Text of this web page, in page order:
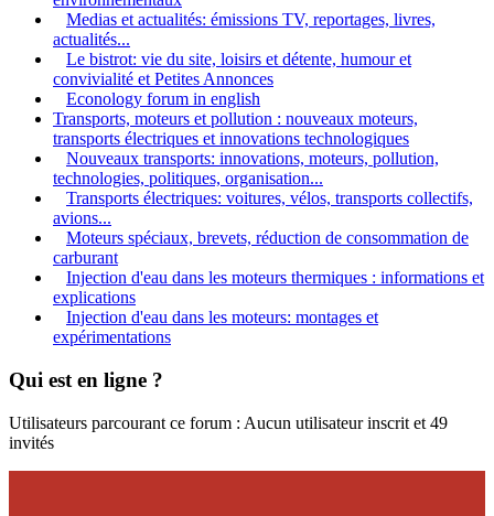
Medias et actualités: émissions TV, reportages, livres,
actualités...
Le bistrot: vie du site, loisirs et détente, humour et
convivialité et Petites Annonces
Econology forum in english
Transports, moteurs et pollution : nouveaux moteurs,
transports électriques et innovations technologiques
Nouveaux transports: innovations, moteurs, pollution,
technologies, politiques, organisation...
Transports électriques: voitures, vélos, transports collectifs,
avions...
Moteurs spéciaux, brevets, réduction de consommation de
carburant
Injection d'eau dans les moteurs thermiques : informations et
explications
Injection d'eau dans les moteurs: montages et
expérimentations
Qui est en ligne ?
Utilisateurs parcourant ce forum : Aucun utilisateur inscrit et 49
invités